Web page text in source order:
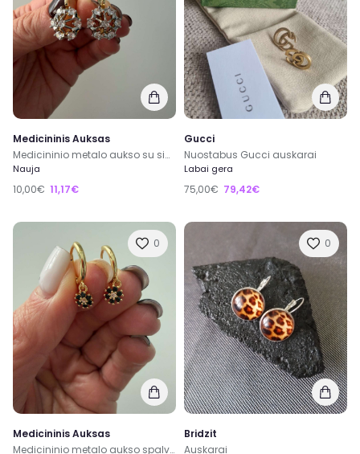
Medicininis Auksas
Medicininio metalo aukso su sidabru spalvos auskarai
Nauja
10,00€ 11,17€
Gucci
Nuostabus Gucci auskarai
Labai gera
75,00€ 79,42€
0
Medicininis Auksas
Medicininio metalo aukso spalvos auskarai
0
Bridzit
Auskarai